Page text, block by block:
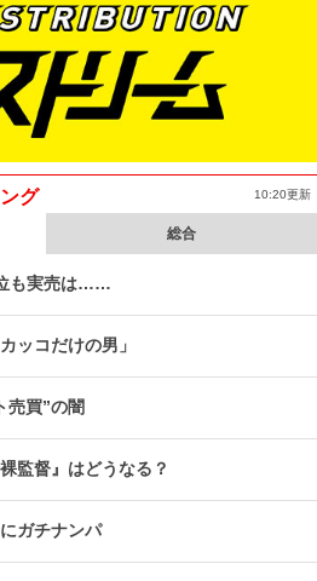
グ 10:20更新
総合
も実売は……
ッコだけの男」
売買”の闇
監督』はどうなる？
ガチナンパ